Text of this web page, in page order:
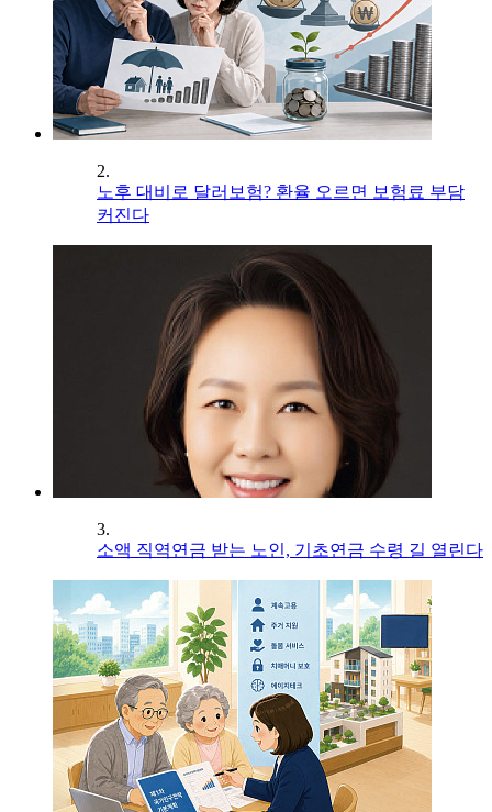
2.
노후 대비로 달러보험? 환율 오르면 보험료 부담
커진다
3.
소액 직역연금 받는 노인, 기초연금 수령 길 열린다